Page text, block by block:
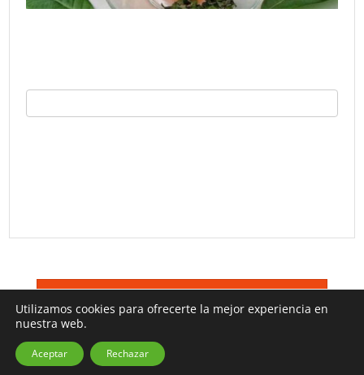
Utilizamos cookies para ofrecerte la mejor experiencia en
nuestra web.
Aceptar Rechazar